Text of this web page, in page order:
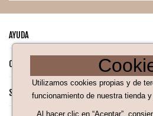
AYUDA
CATÁLOGO PARA TI
SÍGUENOS EN NUESTRAS REDES SOCIALES
Utilizamos cookies propias y de
funcionamiento de nuestra tienda
Al hacer clic en “Aceptar”,